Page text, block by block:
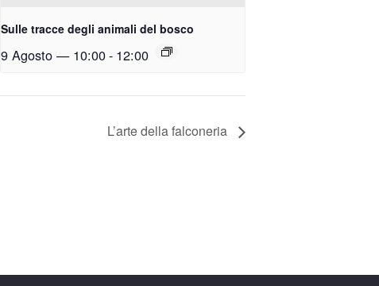
Sulle tracce degli animali del bosco
9 Agosto — 10:00- 12:00
L’arte della falconeria